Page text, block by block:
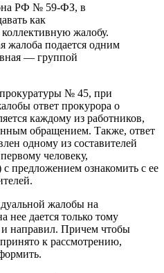
РФ № 59-ФЗ, в
как
жалобу.
жалоба подается одним
— группой
№ 45, при
ответ прокурора о
каждому из работников,
обращением. Также, ответ
одному из составителей
человеку,
предложением ознакомить с ее
жалобы на
нее дается только тому
и направил. Причем чтобы
к рассмотрению,